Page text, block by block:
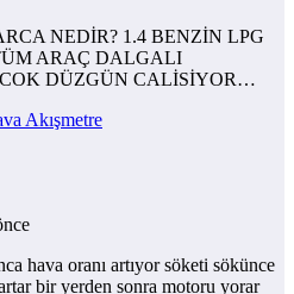
NEDİR? 1.4 BENZİN LPG
ARAÇ DALGALI
DÜZGÜN CALİSİYOR…
Akışmetre
hava oranı artıyor söketi sökünce
bir yerden sonra motoru yorar